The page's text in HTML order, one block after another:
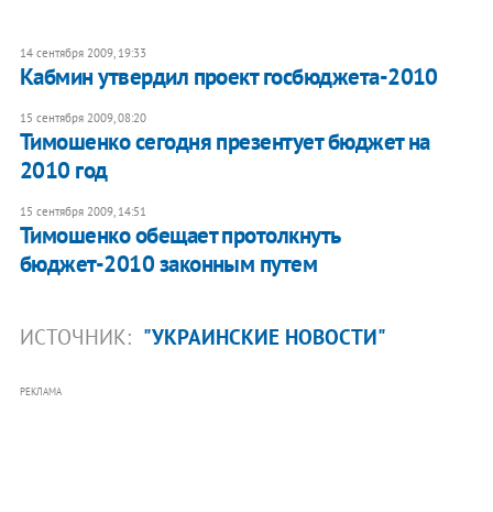
14 сентября 2009, 19:33
Кабмин утвердил проект госбюджета-2010
15 сентября 2009, 08:20
Тимошенко сегодня презентует бюджет на
2010 год
15 сентября 2009, 14:51
Тимошенко обещает протолкнуть
бюджет-2010 законным путем
ИСТОЧНИК: "УКРАИНСКИЕ НОВОСТИ"
РЕКЛАМА